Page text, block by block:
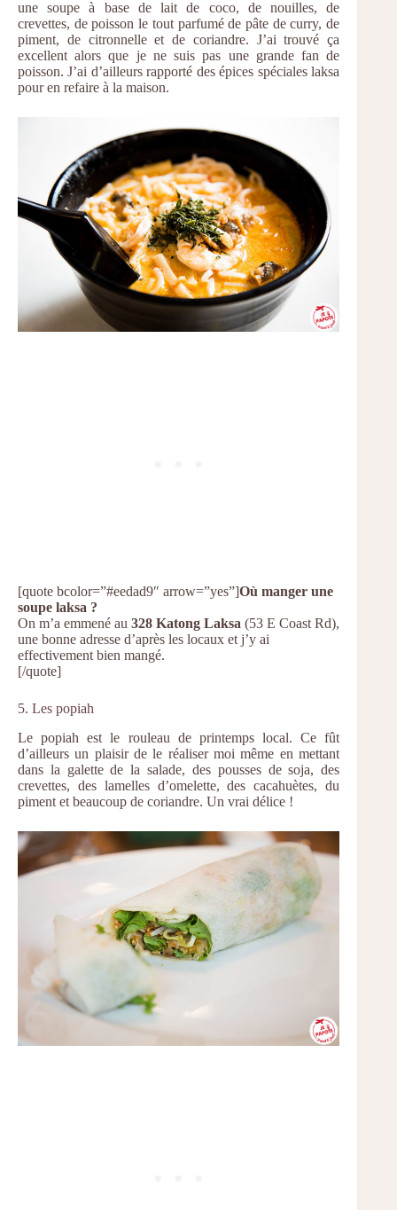
une soupe à base de lait de coco, de nouilles, de
crevettes, de poisson le tout parfumé de pâte de curry, de
piment, de citronnelle et de coriandre. J’ai trouvé ça
excellent alors que je ne suis pas une grande fan de
poisson. J’ai d’ailleurs rapporté des épices spéciales laksa
pour en refaire à la maison.
[quote bcolor=”#eedad9″ arrow=”yes”]Où manger une
soupe laksa ?
On m’a emmené au 328 Katong Laksa (53 E Coast Rd),
une bonne adresse d’après les locaux et j’y ai
effectivement bien mangé.
[/quote]
5. Les popiah
Le popiah est le rouleau de printemps local. Ce fût
d’ailleurs un plaisir de le réaliser moi même en mettant
dans la galette de la salade, des pousses de soja, des
crevettes, des lamelles d’omelette, des cacahuètes, du
piment et beaucoup de coriandre. Un vrai délice !